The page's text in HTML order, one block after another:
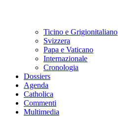
Ticino e Grigionitaliano
Svizzera
Papa e Vaticano
Internazionale
Cronologia
Dossiers
Agenda
Catholica
Commenti
Multimedia